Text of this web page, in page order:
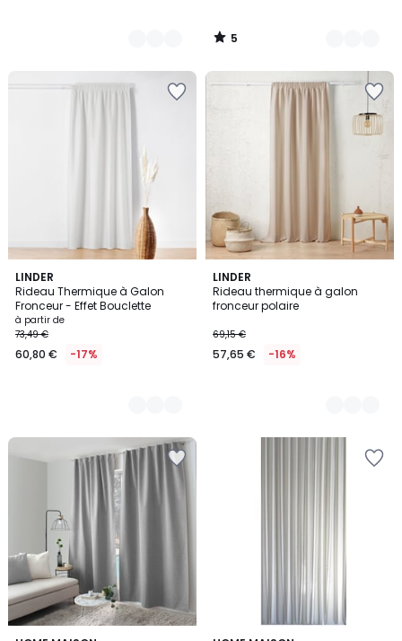
5
/
LINDER
Rideau Thermique à Galon
Fronceur - Effet Bouclette
à partir de
73,49 €
60,80 € -17%
6
Couleurs
LINDER
Rideau thermique à galon
fronceur polaire
69,15 €
57,65 € -16%
4
Couleurs